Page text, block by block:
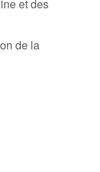
et des
de la